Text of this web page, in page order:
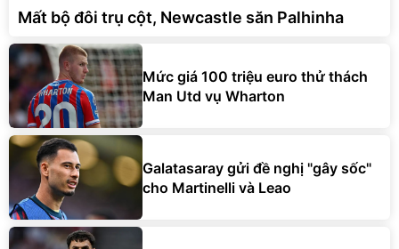
Mất bộ đôi trụ cột, Newcastle săn Palhinha
Mức giá 100 triệu euro thử thách
Man Utd vụ Wharton
Galatasaray gửi đề nghị "gây sốc"
cho Martinelli và Leao